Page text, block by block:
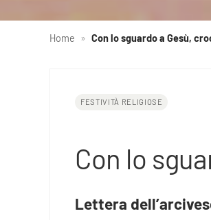
Home » Con lo sguardo a Gesù,
FESTIVITÀ RELIGIOSE
Con lo
Lettera